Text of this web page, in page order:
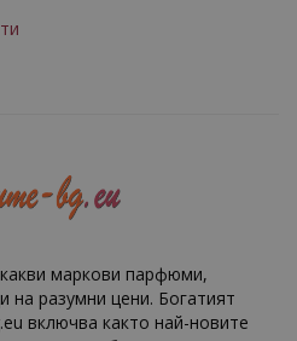
маркови парфюми,
разумни цени. Богатият
включва както най-новите